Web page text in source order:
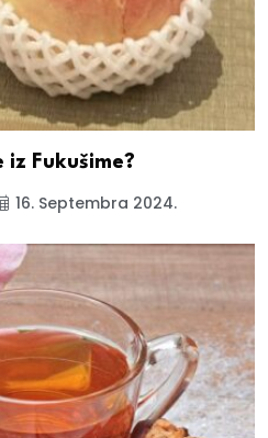
iz Fukušime?
16. Septembra 2024.